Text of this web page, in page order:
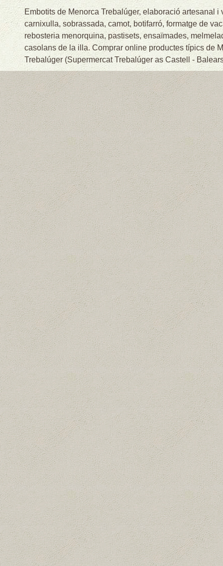
Embotits de Menorca Trebalúger, elaboració artesanal i
carnixulla, sobrassada, camot, botifarró, formatge de
rebosteria menorquina, pastisets, ensaïmades,
casolans de la illa. Comprar online productes típics de
Trebalúger (Supermercat Trebalúger as Castell -